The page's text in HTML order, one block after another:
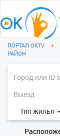
ПОРТАЛ OKTV ♦
РАЙОН
Тип жилья